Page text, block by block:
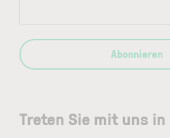
Treten Sie mit uns
Abonnieren